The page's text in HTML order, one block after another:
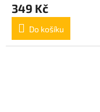
349 Kč
Do košíku